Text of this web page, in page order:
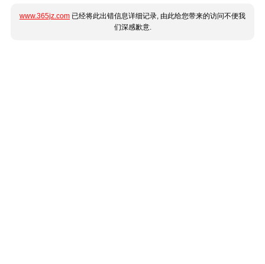
www.365jz.com 已经将此出错信息详细记录, 由此给您带来的访问不便我
们深感歉意.